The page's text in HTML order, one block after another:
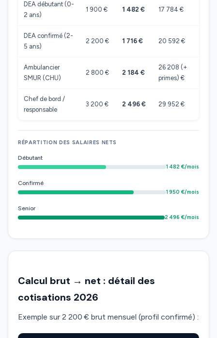
DEA débutant (0-
2 ans)
1 900 € 1 482 € 17 784 €
DEA confirmé (2-
5 ans)
2 200 € 1 716 € 20 592 €
Ambulancier
SMUR (CHU)
2 800 € 2 184 €
26 208 (+
primes) €
Chef de bord /
responsable
3 200 € 2 496 € 29 952 €
RÉPARTITION DES SALAIRES NETS
Débutant
1 482 €/mois
Confirmé
1 950 €/mois
Senior
2 496 €/mois
Calcul brut → net : détail des
cotisations 2026
Exemple sur 2 200 € brut mensuel (profil confirmé) :